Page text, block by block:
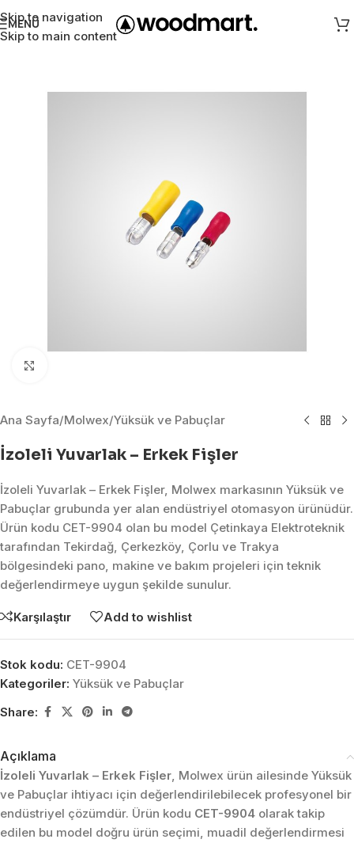
Skip to navigation
Skip to main content
MENÜ
Ana Sayfa/Molwex/Yüksük ve Pabuçlar
İzoleli Yuvarlak – Erkek Fişler
İzoleli Yuvarlak – Erkek Fişler, Molwex markasının Yüksük ve
Pabuçlar grubunda yer alan endüstriyel otomasyon ürünüdür.
Ürün kodu CET-9904 olan bu model Çetinkaya Elektroteknik
tarafından Tekirdağ, Çerkezköy, Çorlu ve Trakya
bölgesindeki pano, makine ve bakım projeleri için teknik
değerlendirmeye uygun şekilde sunulur.
Karşılaştır Add to wishlist
Stok kodu: CET-9904
Kategoriler: Yüksük ve Pabuçlar
Share:
Açıklama
İzoleli Yuvarlak – Erkek Fişler, Molwex ürün ailesinde Yüksük
ve Pabuçlar ihtiyacı için değerlendirilebilecek profesyonel bir
endüstriyel çözümdür. Ürün kodu CET-9904 olarak takip
edilen bu model doğru ürün seçimi, muadil değerlendirmesi